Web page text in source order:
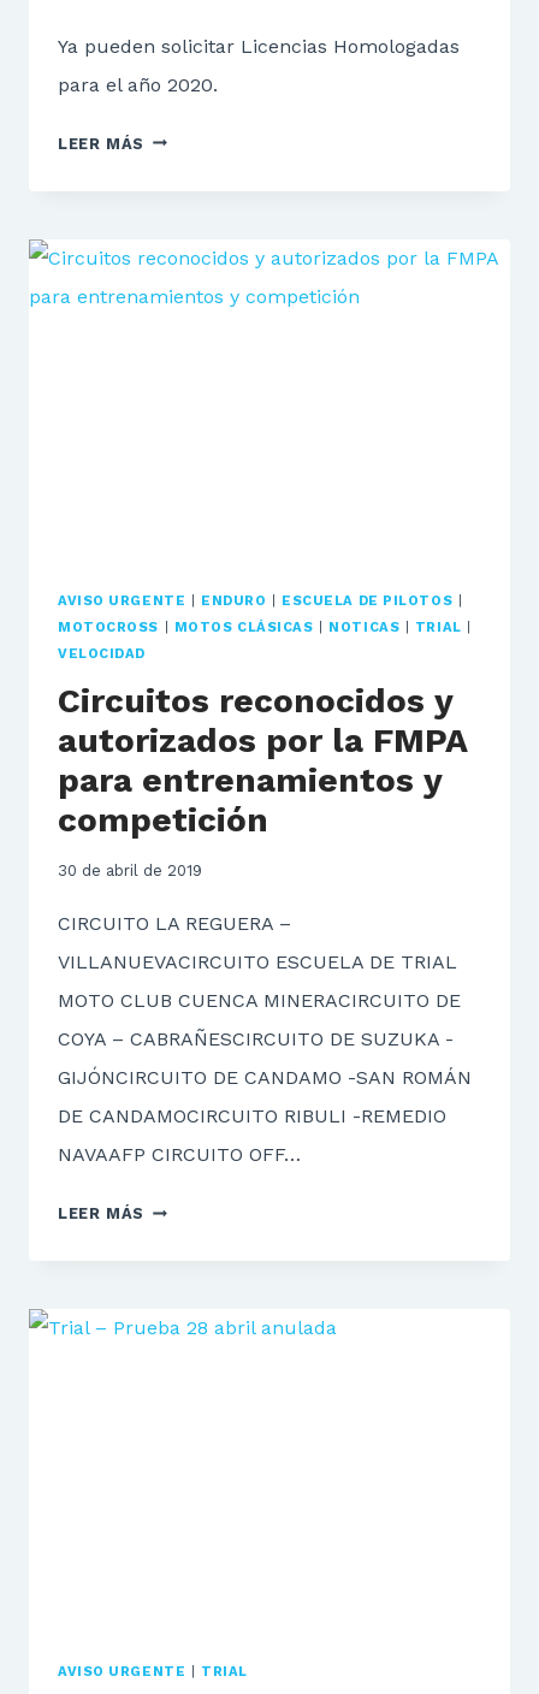
Ya pueden solicitar Licencias Homologadas
para el año 2020.
LEER MÁS LICENCIAS
PARA
AÑO
2020
AVISO URGENTE ENDURO ESCUELA DE PILOTOS
MOTOCROSS
MOTOS CLÁSICAS NOTICAS TRIAL
VELOCIDAD
Circuitos reconocidos y
autorizados por la FMPA
para entrenamientos y
competición
30 de abril de 2019
CIRCUITO LA REGUERA –
VILLANUEVACIRCUITO ESCUELA DE TRIAL
MOTO CLUB CUENCA MINERACIRCUITO DE
COYA – CABRAÑESCIRCUITO DE SUZUKA -
GIJÓNCIRCUITO DE CANDAMO -SAN ROMÁN
DE CANDAMOCIRCUITO RIBULI -REMEDIO
NAVAAFP CIRCUITO OFF…
LEER MÁS CIRCUITOS
POR
AVISO URGENTE TRIAL